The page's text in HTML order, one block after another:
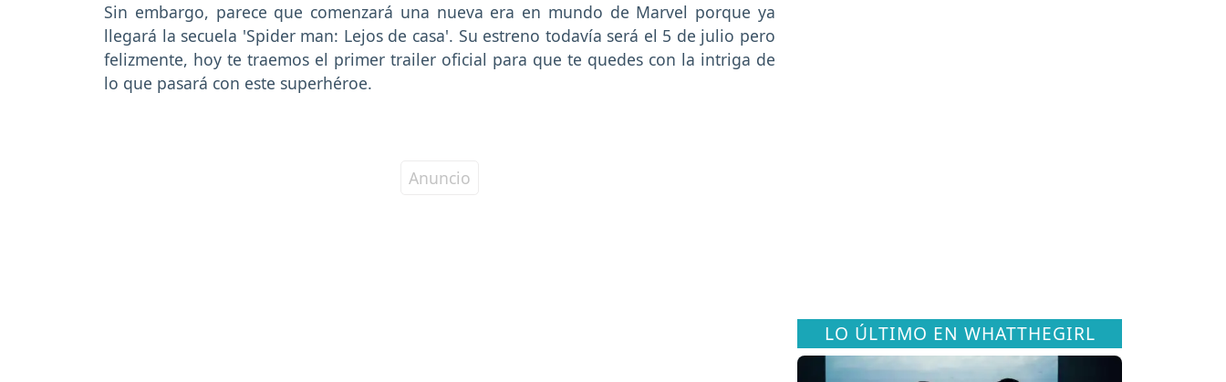
Sin embargo, parece que comenzará una nueva era en mundo de Marvel porque ya
llegará la secuela 'Spider man: Lejos de casa'. Su estreno todavía será el 5 de julio pero
felizmente, hoy te traemos el primer trailer oficial para que te quedes con la intriga de
lo que pasará con este superhéroe.
LO ÚLTIMO EN WHATTHEGIRL